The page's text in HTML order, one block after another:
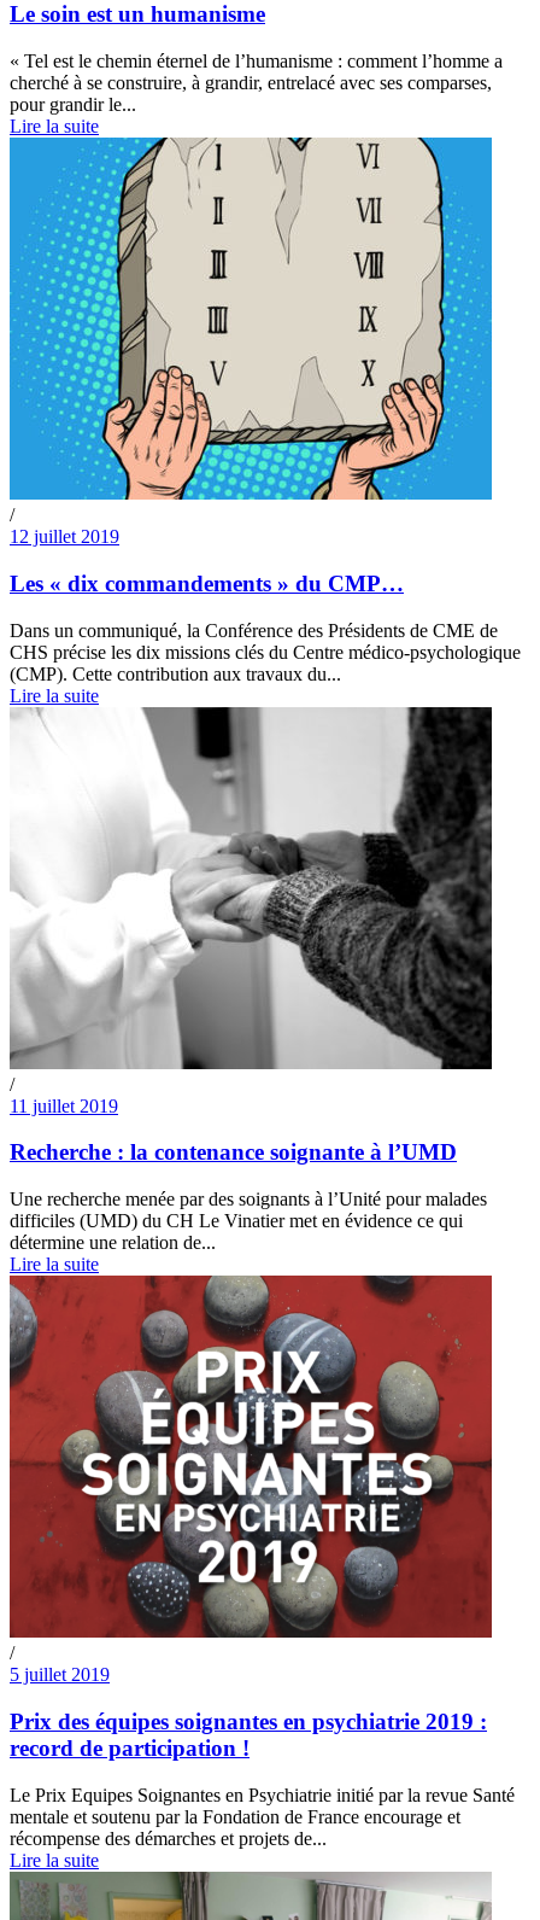
Le soin est un humanisme
« Tel est le chemin éternel de l’humanisme : comment l’homme a
cherché à se construire, à grandir, entrelacé avec ses comparses,
pour grandir le...
Lire la suite
/
12 juillet 2019
Les « dix commandements » du CMP…
Dans un communiqué, la Conférence des Présidents de CME de
CHS précise les dix missions clés du Centre médico-psychologique
(CMP). Cette contribution aux travaux du...
Lire la suite
/
11 juillet 2019
Recherche : la contenance soignante à l’UMD
Une recherche menée par des soignants à l’Unité pour malades
difficiles (UMD) du CH Le Vinatier met en évidence ce qui
détermine une relation de...
Lire la suite
/
5 juillet 2019
Prix des équipes soignantes en psychiatrie 2019 :
record de participation !
Le Prix Equipes Soignantes en Psychiatrie initié par la revue Santé
mentale et soutenu par la Fondation de France encourage et
récompense des démarches et projets de...
Lire la suite